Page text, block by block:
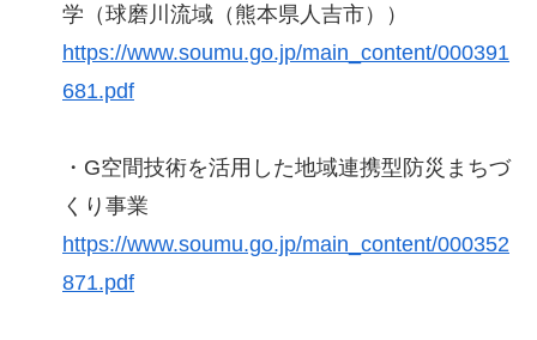
学（球磨川流域（熊本県⼈吉市））
https://www.soumu.go.jp/main_content/000391
681.pdf
・G空間技術を活用した地域連携型防災まちづ
くり事業
https://www.soumu.go.jp/main_content/000352
871.pdf